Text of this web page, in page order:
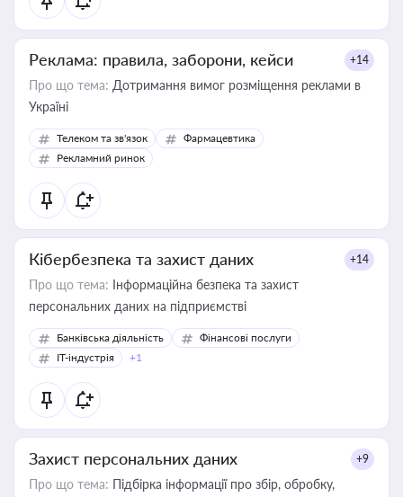
Реклама: правила, заборони, кейси +14
Про що тема: Дотримання вимог розміщення реклами в
Україні
Телеком та зв'язок
Фармацевтика
Рекламний ринок
Кібербезпека та захист даних +14
Про що тема: Інформаційна безпека та захист
персональних даних на підприємстві
Банківська діяльність
Фінансові послуги
IT-індустрія
+1
Захист персональних даних +9
Про що тема: Підбірка інформації про збір, обробку,